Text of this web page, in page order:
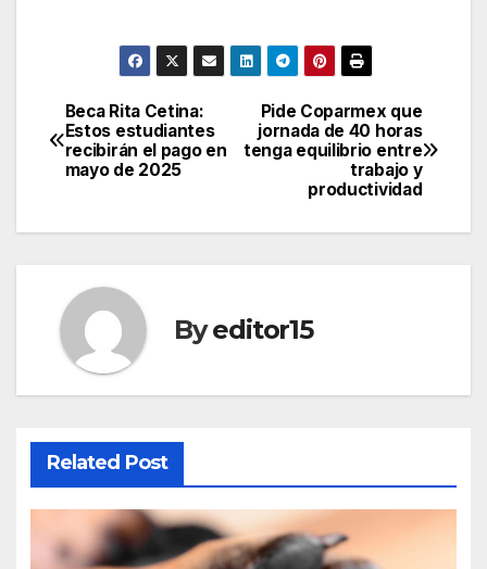
Post
navigation
Pide Coparmex que
jornada de 40 horas
tenga equilibrio entre
trabajo y
productividad
Beca Rita Cetina:
Estos estudiantes
recibirán el pago en
mayo de 2025
Byeditor15
Related Post